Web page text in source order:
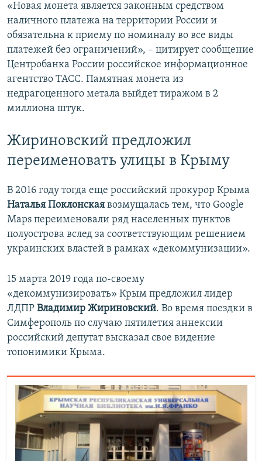
«Новая монета является законным средством
наличного платежа на территории России и
обязательна к приему по номиналу во все виды
платежей без ограничений», – цитирует сообщение
Центробанка России российское информационное
агентство ТАСС. Памятная монета из
недрагоценного метала выйдет тиражом в 2
миллиона штук.
Жириновский предложил
переименовать улицы в Крыму
В 2016 году тогда еще российский прокурор Крыма
Наталья Поклонская возмущалась тем, что Google
Maps переименовали ряд населенных пунктов
полуострова вслед за соответствующим решением
украинских властей в рамках «декоммунизации».
15 марта 2019 года по-своему
«декоммунизировать» Крым предложил лидер
ЛДПР Владимир Жириновский. Во время поездки в
Симферополь по случаю пятилетия аннексии
российский депутат высказал свое видение
топонимики Крыма.